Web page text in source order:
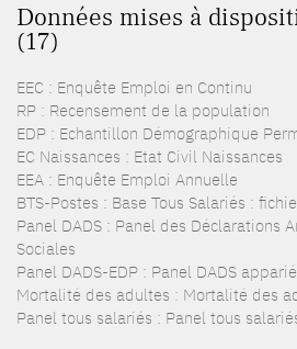
Données mises à
(17)
EEC : Enquête Emploi en Continu
RP : Recensement de la population
EDP : Echantillon Démographique
EC Naissances : Etat Civil Naissances
EEA : Enquête Emploi Annuelle
BTS-Postes : Base Tous Salariés :
Panel DADS : Panel des Déclarations
Sociales
Panel DADS-EDP : Panel DADS
Mortalité des adultes : Mortalité des
Panel tous salariés : Panel tous